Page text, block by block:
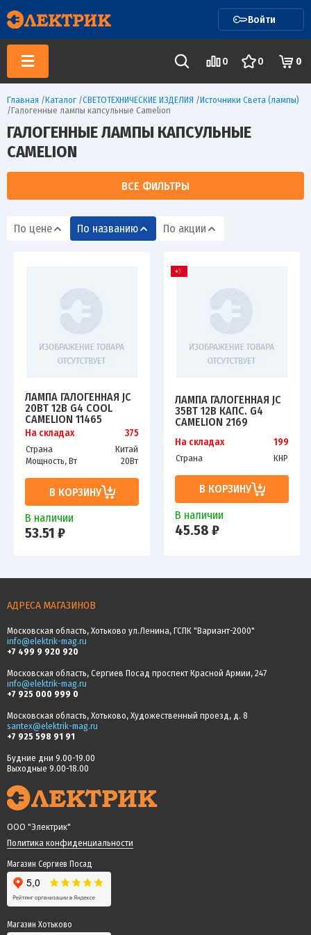
Войти
0 0 0
Главная /Каталог /СВЕТОТЕХНИЧЕСКИЕ ИЗДЕЛИЯ /Источники Света (лампы)
/Галогенные лампы капсульные Camelion
ГАЛОГЕННЫЕ ЛАМПЫ КАПСУЛЬНЫЕ
CAMELION
ВСЕ ФИЛЬТРЫ
По цене По названию По акции
ЛАМПА ГАЛОГЕННАЯ JC
20ВТ 12В G4 COOL
CAMELION 11465
На складах 375
Страна
Китай
Мощность, Вт
20Вт
В КОРЗИНУ
В наличии
53.51 ₽
ЛАМПА ГАЛОГЕННАЯ JC
35ВТ 12В КАПС. G4
CAMELION 2169
На складах 199
Страна КНР
В КОРЗИНУ
В наличии
45.58 ₽
АДРЕСА МАГАЗИНОВ
Московская область, Хотьково ул.Ленина, ГСПК "Вариант-2000"
info@elektrik-mag.ru
+7 499 9 920 920
Московская область, Сергиев Посад проспект Красной Армии, 247
info@elektrik-mag.ru
+7 925 000 999 0
Московская область, Хотьково, Художественный проезд, д. 8
santex@elektrik-mag.ru
+7 925 598 91 91
Будние дни 9.00-19.00
Выходные 9.00-18.00
ООО "Электрик"
Политика конфиденциальности
Магазин Сергиев Посад
Магазин Хотьково